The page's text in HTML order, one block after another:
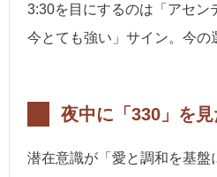
3:30を目にするのは「アセン
今とても強い」サイン。今の
夜中に「330」を
潜在意識が「愛と調和を基盤